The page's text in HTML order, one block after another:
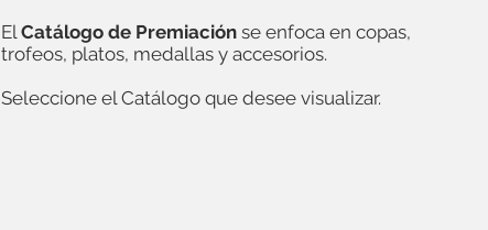
ElCatálogo de Premiación se enfoca en copas,
trofeos, platos, medallas y accesorios.
Seleccione el Catálogo que desee visualizar.